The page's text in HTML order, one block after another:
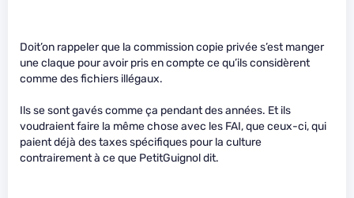
Doit’on rappeler que la commission copie privée s’est manger
une claque pour avoir pris en compte ce qu’ils considèrent
comme des fichiers illégaux.
Ils se sont gavés comme ça pendant des années. Et ils
voudraient faire la même chose avec les FAI, que ceux-ci, qui
paient déjà des taxes spécifiques pour la culture
contrairement à ce que PetitGuignol dit.